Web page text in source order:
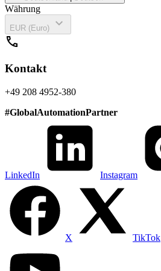
Währung
EUR (Euro)
expand_more
call
Kontakt
+49 208 4952-380
#GlobalAutomationPartner
LinkedIn Instagram
X TikTok